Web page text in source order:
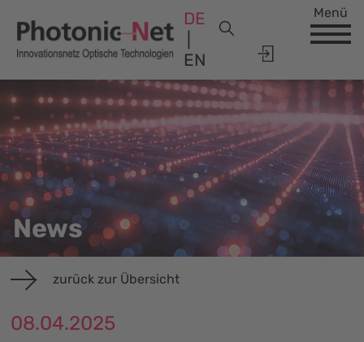
DE
EN
Menü
News
zurück zur Übersicht
08.04.2025